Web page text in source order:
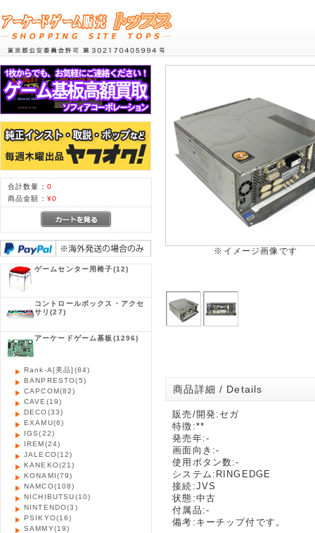
合計数量： 0
商品金額： ¥0
ゲームセンター用椅子(12)
コントロールボックス・アクセ
サリ(27)
アーケードゲーム基板 (1296)
Rank-A[美品] (84)
BANPRESTO(5)
CAPCOM(82)
CAVE (19)
DECO(33)
EXAMU(6)
IGS(22)
IREM(24)
JALECO(12)
KANEKO(21)
KONAMI(79)
NAMCO(108)
NICHIBUTSU(10)
NINTENDO(3)
PSIKYO(16)
SAMMY(19)
※イメージ画像です
商品詳細 / Details
販売/開発:セガ
特徴:**
発売年:-
画面向き:-
使用ボタン数:-
システム:RINGEDGE
接続:JVS
状態:中古
付属品:-
備考:キーチップ付です。